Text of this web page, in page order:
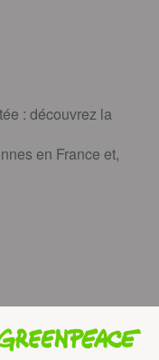
: découvrez la
en France et,
youtube